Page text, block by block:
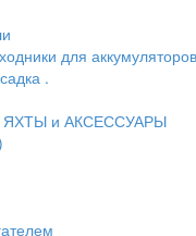
для аккумуляторов
.
и АКСЕССУАРЫ